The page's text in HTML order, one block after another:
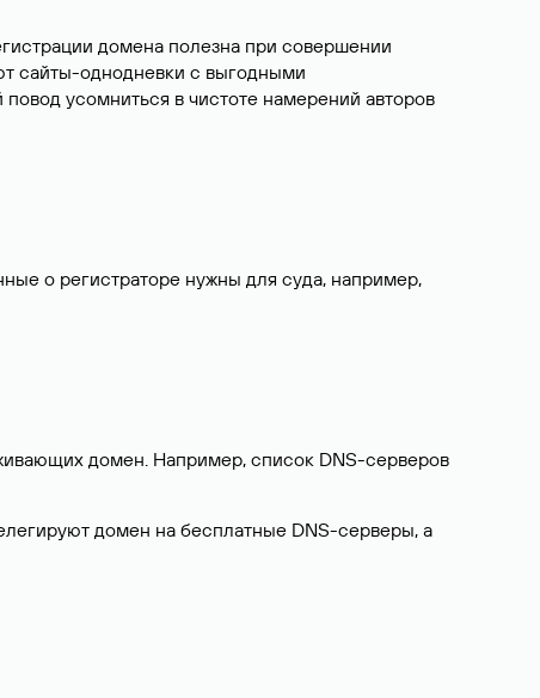
домена полезна при совершении
сайты-однодневки с выгодными
усомниться в чистоте намерений авторов
о регистраторе нужны для суда, например,
домен. Например, список DNS-серверов
домен на бесплатные DNS-серверы, а